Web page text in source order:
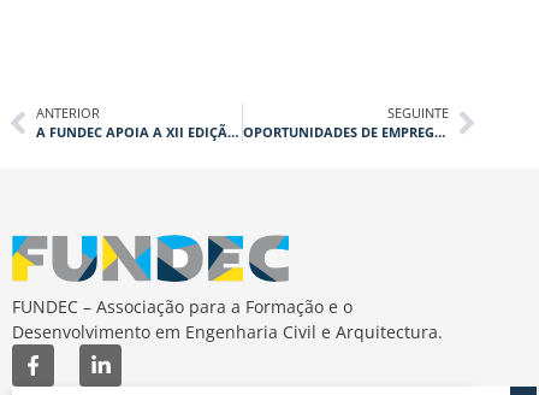
ANTERIOR
A FUNDEC APOIA A XII EDIÇÃO DAS JORNADAS DE CIVIL
SEGUINTE
OPORTUNIDADES DE EMPREGO: GRUPO COBA
FUNDEC – Associação para a Formação e o
Desenvolvimento em Engenharia Civil e Arquitectura.